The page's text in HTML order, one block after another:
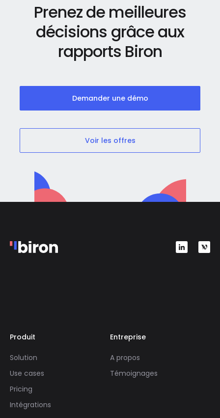
Prenez de meilleures
décisions grâce aux
rapports Biron
Demander une démo
Voir les offres
Produit
Solution
Use cases
Pricing
Intégrations
Entreprise
A propos
Témoignages